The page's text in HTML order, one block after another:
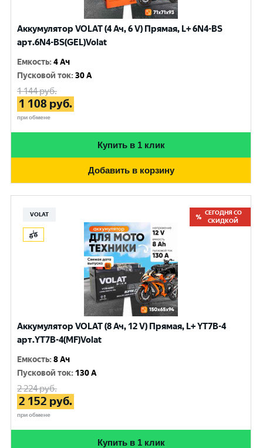
Аккумулятор VOLAT (4 Ач, 6 V) Прямая, L+ 6N4-BS
арт.6N4-BS(GEL)Volat
Емкость:4 Ач
Пусковой ток:30 A
1 144руб.
1 108 руб.
при обмене
Купить в 1 клик
Добавить в корзину
VOLAT
СЕГОДНЯ СО
СКИДКОЙ
Аккумулятор VOLAT (8 Ач, 12 V) Прямая, L+ YT7B-4
арт.YT7B-4(MF)Volat
Емкость:8 Ач
Пусковой ток: 130 A
2 224руб.
2 152 руб.
при обмене
Купить в 1 клик